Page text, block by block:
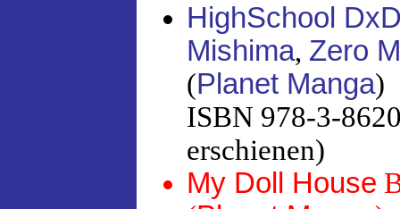
HighSchool
Mishima, Zero
(Planet Manga)
ISBN 978-3-
erschienen)
My Doll House